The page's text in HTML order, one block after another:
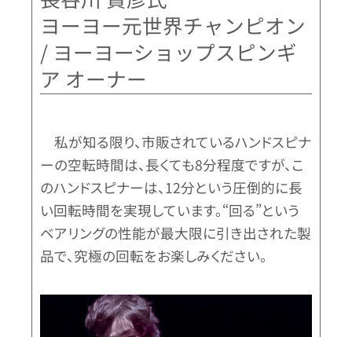
ヨーヨー元世界チャンピオン
/ ヨーヨーショップスピンギ
ア オーナー
私が知る限り、市販されているハンドスピナ
ーの空転時間は、長くても8分程度ですが、こ
のハンドスピナーは、12分という圧倒的に長
い回転時間を実現しています。“回る”という
ベアリングの性能が最大限に引き出された製
品で、究極の回転をお楽しみください。